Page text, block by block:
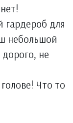
для
небольшой
не
Что то